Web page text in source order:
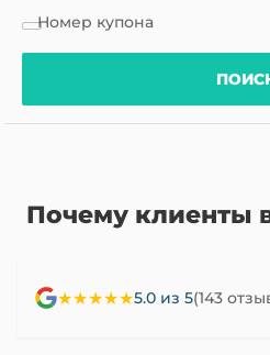
Номер купона
Почему клиенты
★★★★★5.0 из 5(143